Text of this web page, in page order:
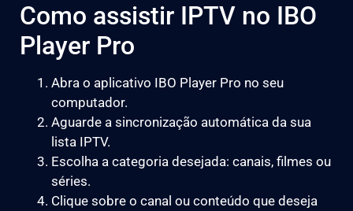
Como assistir IPTV no IBO
Player Pro
Abra o aplicativo IBO Player Pro no seu
computador.
Aguarde a sincronização automática da sua
lista IPTV.
Escolha a categoria desejada: canais, filmes ou
séries.
Clique sobre o canal ou conteúdo que deseja